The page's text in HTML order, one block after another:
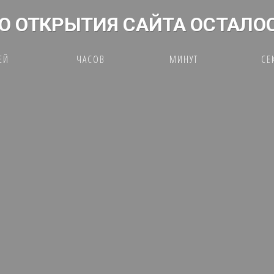
ОТКРЫТИЯ САЙТА
ЧАСОВ МИНУТ